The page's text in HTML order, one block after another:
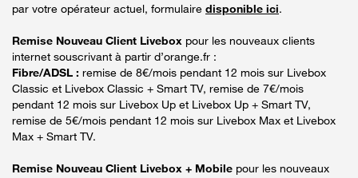
par votre opérateur actuel, formulaire disponible ici.
Remise Nouveau Client Livebox pour les nouveaux clients
internet souscrivant à partir d’orange.fr :
Fibre/ADSL : remise de 8€/mois pendant 12 mois sur Livebox
Classic et Livebox Classic + Smart TV, remise de 7€/mois
pendant 12 mois sur Livebox Up et Livebox Up + Smart TV,
remise de 5€/mois pendant 12 mois sur Livebox Max et Livebox
Max + Smart TV.
Remise Nouveau Client Livebox + Mobile pour les nouveaux